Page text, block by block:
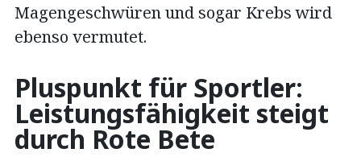
Magengeschwüren und sogar Krebs wird
ebenso vermutet.
Pluspunkt für Sportler:
Leistungsfähigkeit steigt
durch Rote Bete